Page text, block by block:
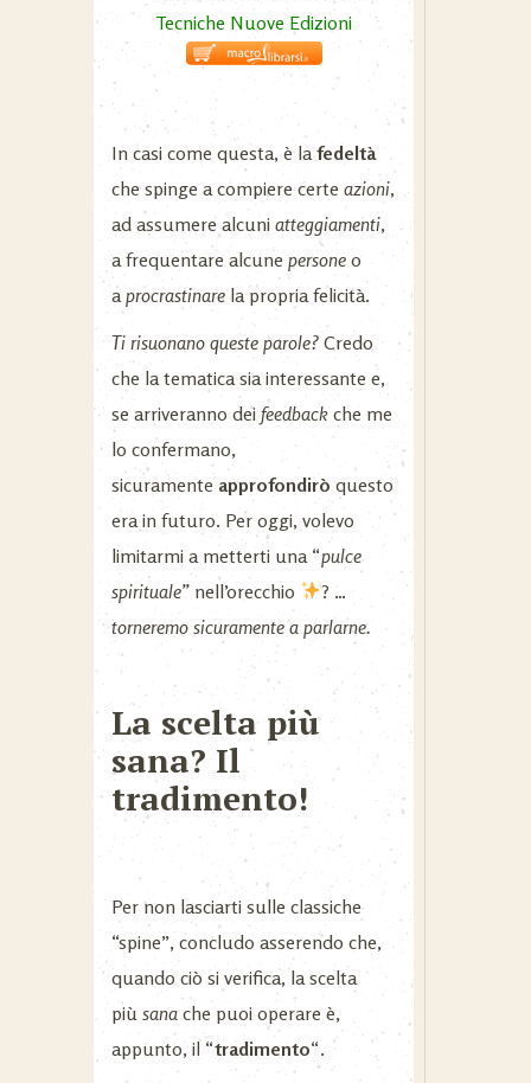
Tecniche Nuove Edizioni
In casi come questa, è la fedeltà
che spinge a compiere certe azioni,
ad assumere alcuni atteggiamenti,
a frequentare alcune persone o
a procrastinare la propria felicità.
Ti risuonano queste parole? Credo
che la tematica sia interessante e,
se arriveranno dei feedback che me
lo confermano,
sicuramente approfondirò questo
era in futuro. Per oggi, volevo
limitarmi a metterti una “pulce
spirituale” nell’orecchio
? …
torneremo sicuramente a parlarne.
La scelta più
sana? Il
tradimento!
Per non lasciarti sulle classiche
“spine”, concludo asserendo che,
quando ciò si verifica, la scelta
più sana che puoi operare è,
appunto, il “tradimento“.